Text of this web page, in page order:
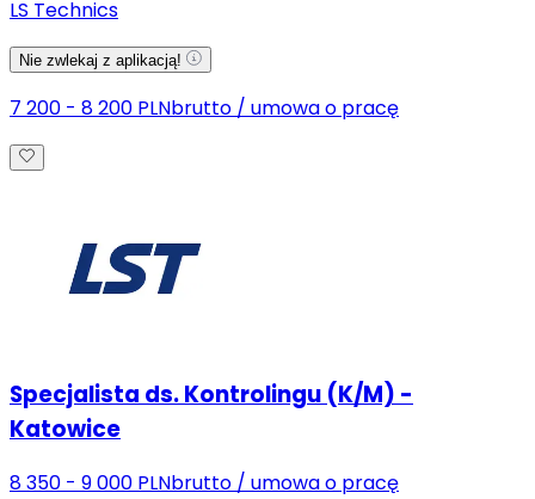
LS Technics
Nie zwlekaj z aplikacją!
7 200 - 8 200 PLNbrutto / umowa o pracę
Specjalista ds. Kontrolingu (K/M) -
Katowice
8 350 - 9 000 PLNbrutto / umowa o pracę